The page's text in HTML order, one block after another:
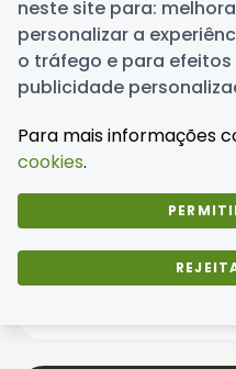
Oração de São
dinheiro e atrair
neste site para:
personalizar a
o tráfego e para
publicidade
Para mais informações
cookies.